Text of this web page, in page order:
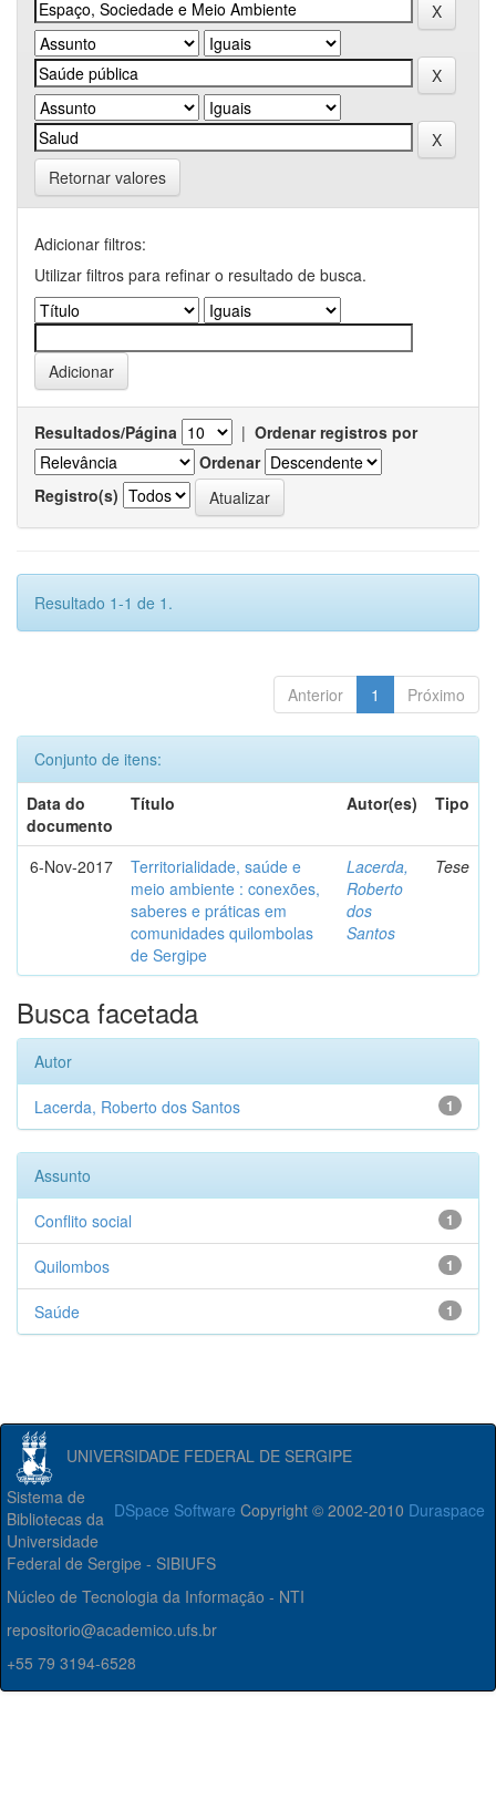
Retornar valores
Adicionar filtros:
Utilizar filtros para refinar o resultado de busca.
Resultados/Página | Ordenar registros por
Ordenar
Registro(s)
Resultado 1-1 de 1.
Anterior 1 Próximo
Conjunto de itens:
Data do
documento
Título Autor(es) Tipo
6-Nov-2017
Territorialidade, saúde e
meio ambiente : conexões,
saberes e práticas em
comunidades quilombolas
de Sergipe
Lacerda,
Roberto
dos
Santos
Tese
Busca facetada
Autor
1
Lacerda, Roberto dos Santos
Assunto
1
Conflito social
1
Quilombos
1
Saúde
UNIVERSIDADE FEDERAL DE SERGIPE
DSpace Software Copyright © 2002-2010 Duraspace
Sistema de
Bibliotecas da
Universidade
Federal de Sergipe - SIBIUFS
Núcleo de Tecnologia da Informação - NTI
repositorio@academico.ufs.br
+55 79 3194-6528